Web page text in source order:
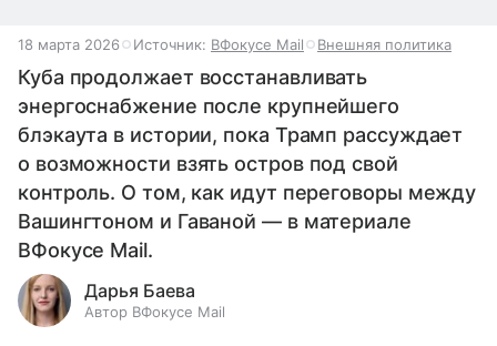
18 марта 2026 Источник: ВФокусе Mail Внешняя политика
Куба продолжает восстанавливать
энергоснабжение после крупнейшего
блэкаута в истории, пока Трамп рассуждает
о возможности взять остров под свой
контроль. О том, как идут переговоры между
Вашингтоном и Гаваной — в материале
ВФокусе Mail.
Дарья Баева
Автор ВФокусе Mail